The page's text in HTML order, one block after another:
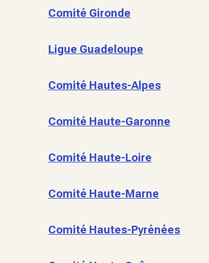
Comité Gironde
Ligue Guadeloupe
Comité Hautes-Alpes
Comité Haute-Garonne
Comité Haute-Loire
Comité Haute-Marne
Comité Hautes-Pyrénées